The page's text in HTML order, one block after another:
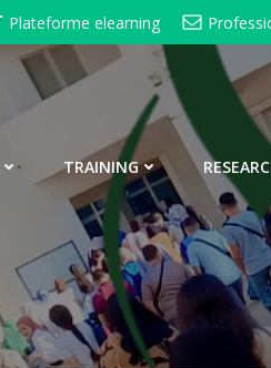
Plateforme elearning
TRAINING